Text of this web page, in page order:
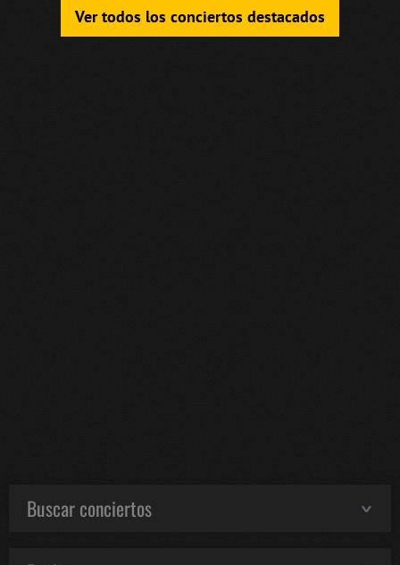
Ver todos los conciertos destacados
Buscar conciertos